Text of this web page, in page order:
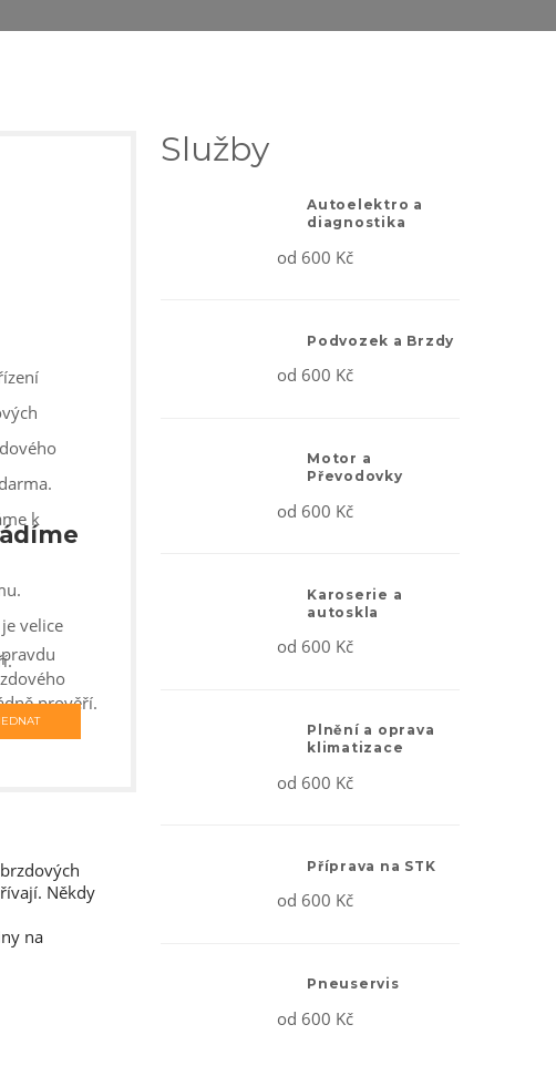
k
velice
prověří.
Někdy
na
Služby
Autoelektro a
diagnostika
od 600 Kč
Podvozek a Brzdy
od 600 Kč
Motor a
Převodovky
od 600 Kč
Karoserie a
autoskla
od 600 Kč
Plnění a oprava
klimatizace
od 600 Kč
Příprava na STK
od 600 Kč
Pneuservis
od 600 Kč